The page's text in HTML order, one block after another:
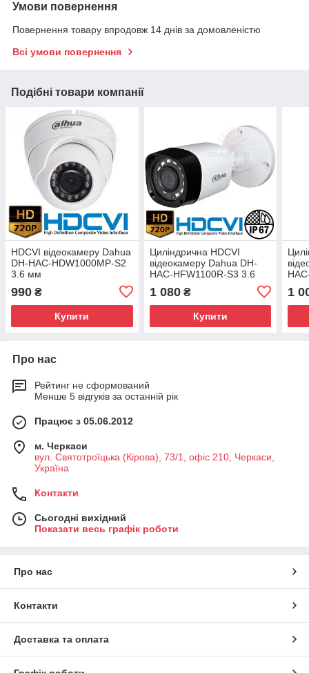
Умови повернення
Повернення товару впродовж 14 днів за домовленістю
Всі умови повернення
Подібні товари компанії
HDCVI відеокамеру Dahua
DH-HAC-HDW1000MP-S2
3.6 мм
990 ₴
Купити
Циліндрична HDCVI
відеокамеру Dahua DH-
HAC-HFW1100R-S3 3.6
1 080₴
Купити
1
Про нас
Рейтинг не сформований
Менше 5 відгуків за останній рік
Працює з 05.06.2012
м. Черкаси
вул. Святотроїцька (Кірова), 73/1, офіс 210, Черкаси,
Україна
Контакти
Сьогодні вихідний
Показати весь графік роботи
Про нас
Контакти
Доставка та оплата